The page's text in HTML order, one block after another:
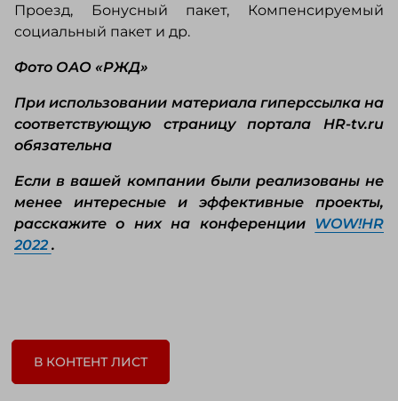
Проезд, Бонусный пакет, Компенсируемый
социальный пакет и др.
Фото ОАО «РЖД»
При использовании материала гиперссылка на
соответствующую страницу портала HR-tv.ru
обязательна
Если в вашей компании были реализованы не
менее интересные и эффективные проекты,
расскажите о них на конференции WOW!HR
2022.
В КОНТЕНТ ЛИСТ